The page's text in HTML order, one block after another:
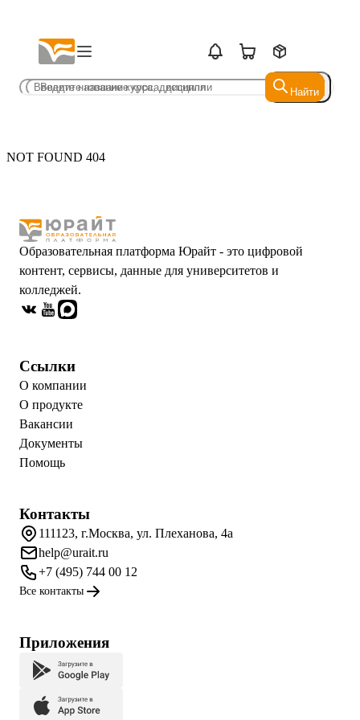
Найти
Найти
NOT FOUND 404
Образовательная платформа Юрайт - это цифровой
контент, сервисы, данные для университетов и
колледжей.
Ссылки
О компании
О продукте
Вакансии
Документы
Помощь
Контакты
111123, г.Москва, ул. Плеханова, 4а
help@urait.ru
+7 (495) 744 00 12
Все контакты
Приложения